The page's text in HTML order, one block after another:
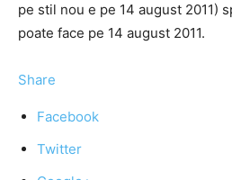
pe stil nou e pe 14 august 2011)
poate face pe 14 august 2011.
Share
Facebook
Twitter